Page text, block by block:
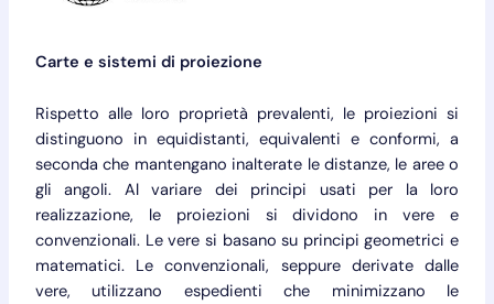
Carte e sistemi di proiezione
Rispetto alle loro proprietà prevalenti, le proiezioni si
distinguono in equidistanti, equivalenti e conformi, a
seconda che mantengano inalterate le distanze, le aree o
gli angoli. Al variare dei principi usati per la loro
realizzazione, le proiezioni si dividono in vere e
convenzionali. Le vere si basano su principi geometrici e
matematici. Le convenzionali, seppure derivate dalle
vere, utilizzano espedienti che minimizzano le